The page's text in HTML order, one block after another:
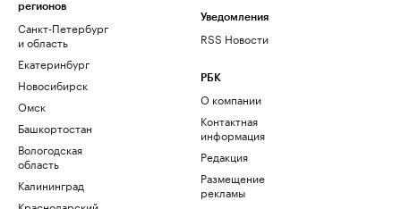
регионов
Санкт-Петербург
и область
Екатеринбург
Новосибирск
Омск
Башкортостан
Вологодская
область
Калининград
Уведомления
RSS Новости
РБК
О компании
Контактная
информация
Редакция
Размещение
рекламы